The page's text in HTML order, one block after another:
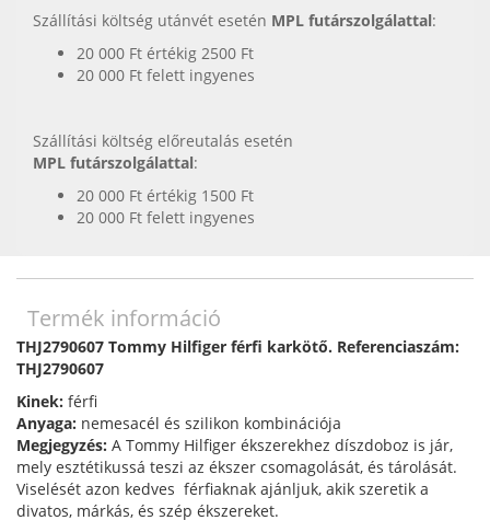
Szállítási költség utánvét esetén MPL futárszolgálattal:
20 000 Ft értékig 2500 Ft
20 000 Ft felett ingyenes
Szállítási költség előreutalás esetén
MPL futárszolgálattal:
20 000 Ft értékig 1500 Ft
20 000 Ft felett ingyenes
Termék információ
THJ2790607 Tommy Hilfiger férfi karkötő. Referenciaszám:
THJ2790607
Kinek: férfi
Anyaga: nemesacél és szilikon kombinációja
Megjegyzés: A Tommy Hilfiger ékszerekhez díszdoboz is jár,
mely esztétikussá teszi az ékszer csomagolását, és tárolását.
Viselését azon kedves férfiaknak ajánljuk, akik szeretik a
divatos, márkás, és szép ékszereket.